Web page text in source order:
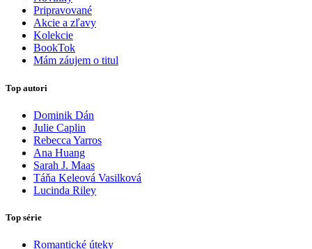
Pripravované
Akcie a zľavy
Kolekcie
BookTok
Mám záujem o titul
Top autori
Dominik Dán
Julie Caplin
Rebecca Yarros
Ana Huang
Sarah J. Maas
Táňa Keleová Vasilková
Lucinda Riley
Top série
Romantické úteky